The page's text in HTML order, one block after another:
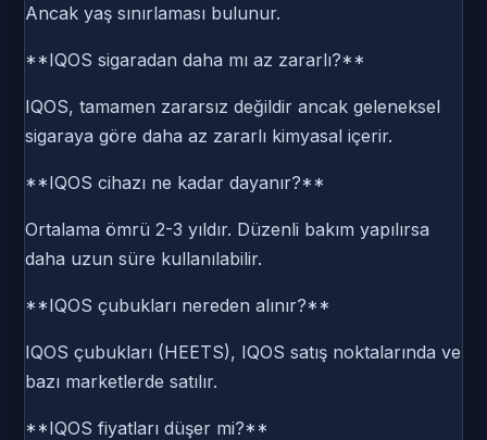
Ancak yaş sınırlaması bulunur.
**IQOS sigaradan daha mı az zararlı?**
IQOS, tamamen zararsız değildir ancak geleneksel
sigaraya göre daha az zararlı kimyasal içerir.
**IQOS cihazı ne kadar dayanır?**
Ortalama ömrü 2-3 yıldır. Düzenli bakım yapılırsa
daha uzun süre kullanılabilir.
**IQOS çubukları nereden alınır?**
IQOS çubukları (HEETS), IQOS satış noktalarında ve
bazı marketlerde satılır.
**IQOS fiyatları düşer mi?**